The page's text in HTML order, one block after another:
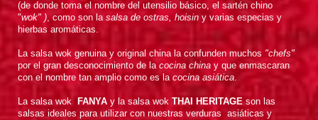
(de donde toma el nombre del utensilio básico, el sartén chino
"wok" ), como son la salsa de ostras, hoisin y varias especias y
hierbas aromáticas.
La salsa wok genuina y original china la confunden muchos "chefs"
por el gran desconocimiento de la cocina china y que enmascaran
con el nombre tan amplio como es la cocina asiática.
La salsa wok FANYA y la salsa wok THAI HERITAGE son las
salsas ideales para utilizar con nuestras verduras asiáticas y